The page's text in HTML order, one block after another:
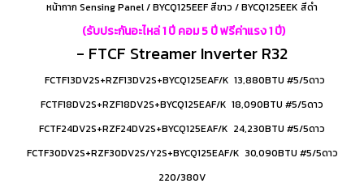
หน้ากาก Sensing Panel / BYCQ125EEF สีขาว / BYCQ125EEK สีดำ
(รับประกันอะไหล่ 1 ปี คอม 5 ปี ฟรีค่าแรง 1 ปี)
- FTCF Streamer Inverter R32
FCTF13DV2S+RZF13DV2S+BYCQ125EAF/K 13,880BTU #5/5ดาว
FCTF18DV2S+RZF18DV2S+BYCQ125EAF/K 18,090BTU #5/5ดาว
FCTF24DV2S+RZF24DV2S+BYCQ125EAF/K 24,230BTU #5/5ดาว
FCTF30DV2S+RZF30DV2S/Y2S+BYCQ125EAF/K 30,090BTU #5/5ดาว
220/380V